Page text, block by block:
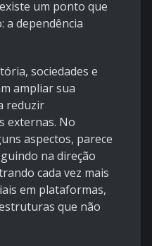
um ponto que
a dependência
sociedades e
ampliar sua
reduzir
externas. No
aspectos, parece
na direção
cada vez mais
em plataformas,
que não